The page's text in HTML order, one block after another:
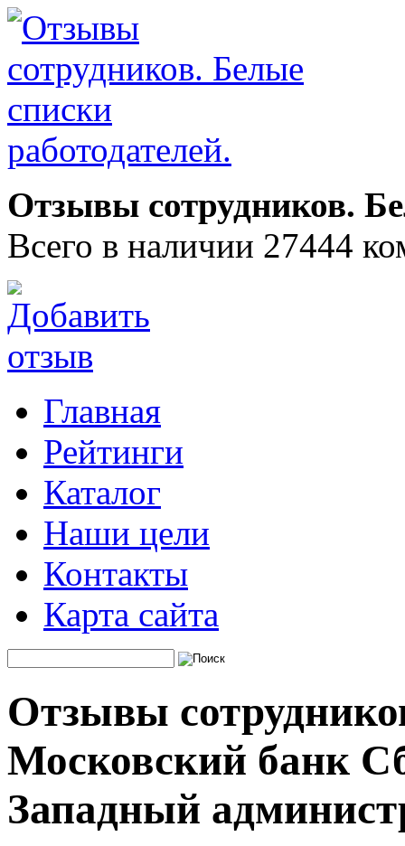
Отзывы сотрудников.
Всего в наличии 27444
Главная
Рейтинги
Каталог
Наши цели
Контакты
Карта сайта
Отзывы
Московский банк
Западный